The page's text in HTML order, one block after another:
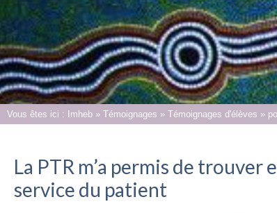
Vous êtes ici : Imheb » Témoignages » Témoignages d'élèves »
La PTR m’a permis de
service du patient